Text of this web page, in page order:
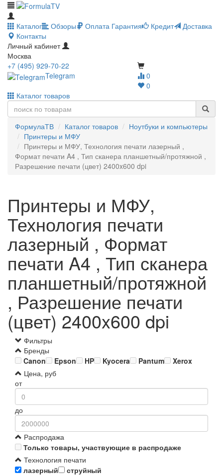
Каталог Обзоры Оплата Гарантия Кредит
Доставка
Контакты
Личный кабинет
Москва
0
0
+7 (495) 929-70-22
Telegram
Каталог товаров
ФормулаТВ Каталог товаров
Ноутбуки и компьютеры
Принтеры и МФУ
Принтеры и МФУ, Технология печати лазерный ,
Формат печати A4 , Тип сканера планшетный/протяжной ,
Разрешение печати (цвет) 2400x600 dpi
Принтеры и МФУ,
Технология печати
лазерный , Формат
печати A4 , Тип сканера
планшетный/протяжной
, Разрешение печати
(цвет) 2400x600 dpi
Фильтры
Бренды
Canon
Epson HP Kyocera Pantum
Xerox
Цена, руб
от
до
Распродажа
Только товары, участвующие в распродаже
Технология печати
лазерный
струйный